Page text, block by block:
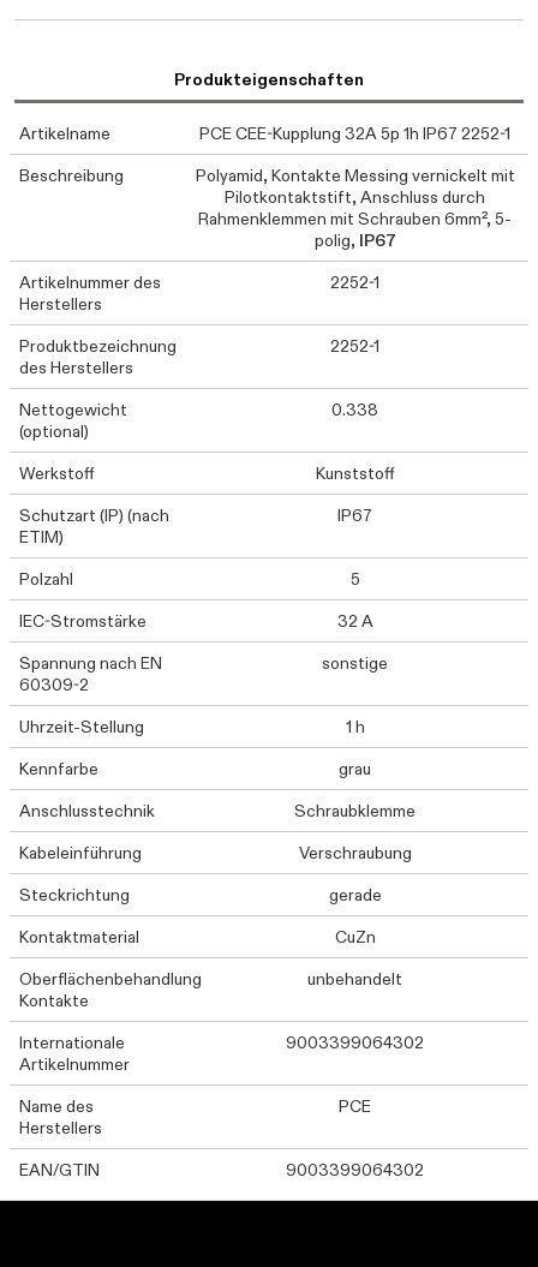
Produkteigenschaften
Artikelname
PCE CEE-Kupplung 32A 5p 1h IP67 2252-1
Beschreibung
Polyamid, Kontakte Messing vernickelt mit
Pilotkontaktstift, Anschluss durch
Rahmenklemmen mit Schrauben 6mm², 5-
polig, IP67
Artikelnummer des
Herstellers
2252-1
Produktbezeichnung
des Herstellers
2252-1
Nettogewicht
(optional)
0.338
Werkstoff
Kunststoff
Schutzart (IP) (nach
ETIM)
IP67
Polzahl
5
IEC-Stromstärke
32 A
Spannung nach EN
60309-2
sonstige
Uhrzeit-Stellung
1 h
Kennfarbe
grau
Anschlusstechnik
Schraubklemme
Kabeleinführung
Verschraubung
Steckrichtung
gerade
Kontaktmaterial
CuZn
Oberflächenbehandlung
Kontakte
unbehandelt
Internationale
Artikelnummer
9003399064302
Name des
Herstellers
PCE
EAN/GTIN 9003399064302